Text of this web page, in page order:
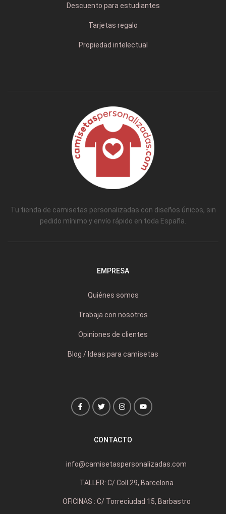
Descuento para estudiantes
Tarjetas regalo
Propiedad intelectual
Tu tienda de camisetas personalizadas con diseños únicos, sin
pedido mínimo y envío rápido en toda España.
EMPRESA
Quiénes somos
Trabaja con nosotros
Opiniones de clientes
Blog / Ideas para camisetas
CONTACTO
info@camisetaspersonalizadas.com
TALLER: C/ Coll 29, Barcelona
OFICINAS : C/ Torreciudad 15, Barbastro